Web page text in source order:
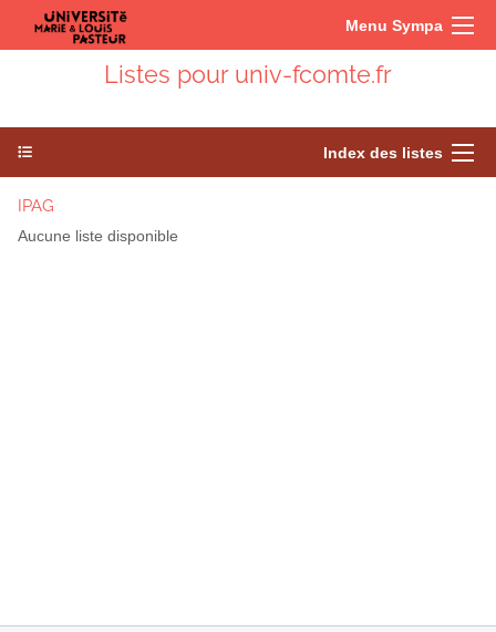
Menu Sympa
Listes pour univ-fcomte.fr
Index des listes
IPAG
Aucune liste disponible